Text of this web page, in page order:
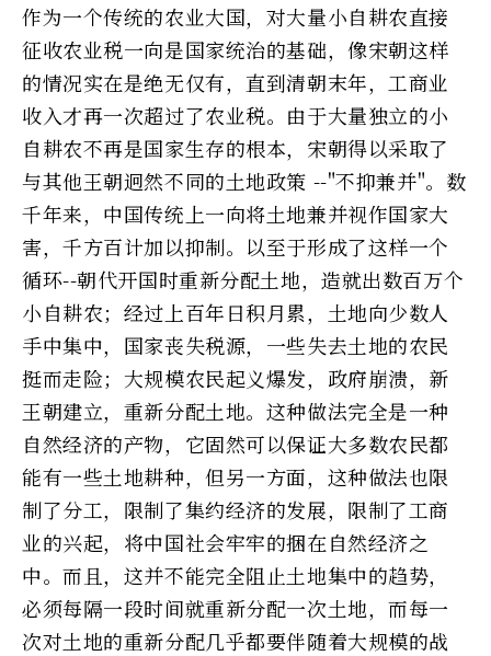
作为一个传统的农业大国，对大量小自耕农直接
征收农业税一向是国家统治的基础，像宋朝这样
的情况实在是绝无仅有，直到清朝末年，工商业
收入才再一次超过了农业税。由于大量独立的小
自耕农不再是国家生存的根本，宋朝得以采取了
与其他王朝迥然不同的土地政策 --"不抑兼并"。数
千年来，中国传统上一向将土地兼并视作国家大
害，千方百计加以抑制。以至于形成了这样一个
循环--朝代开国时重新分配土地，造就出数百万个
小自耕农；经过上百年日积月累，土地向少数人
手中集中，国家丧失税源，一些失去土地的农民
挺而走险；大规模农民起义爆发，政府崩溃，新
王朝建立，重新分配土地。这种做法完全是一种
自然经济的产物，它固然可以保证大多数农民都
能有一些土地耕种，但另一方面，这种做法也限
制了分工，限制了集约经济的发展，限制了工商
业的兴起，将中国社会牢牢的捆在自然经济之
中。而且，这并不能完全阻止土地集中的趋势，
必须每隔一段时间就重新分配一次土地，而每一
次对土地的重新分配几乎都要伴随着大规模的战